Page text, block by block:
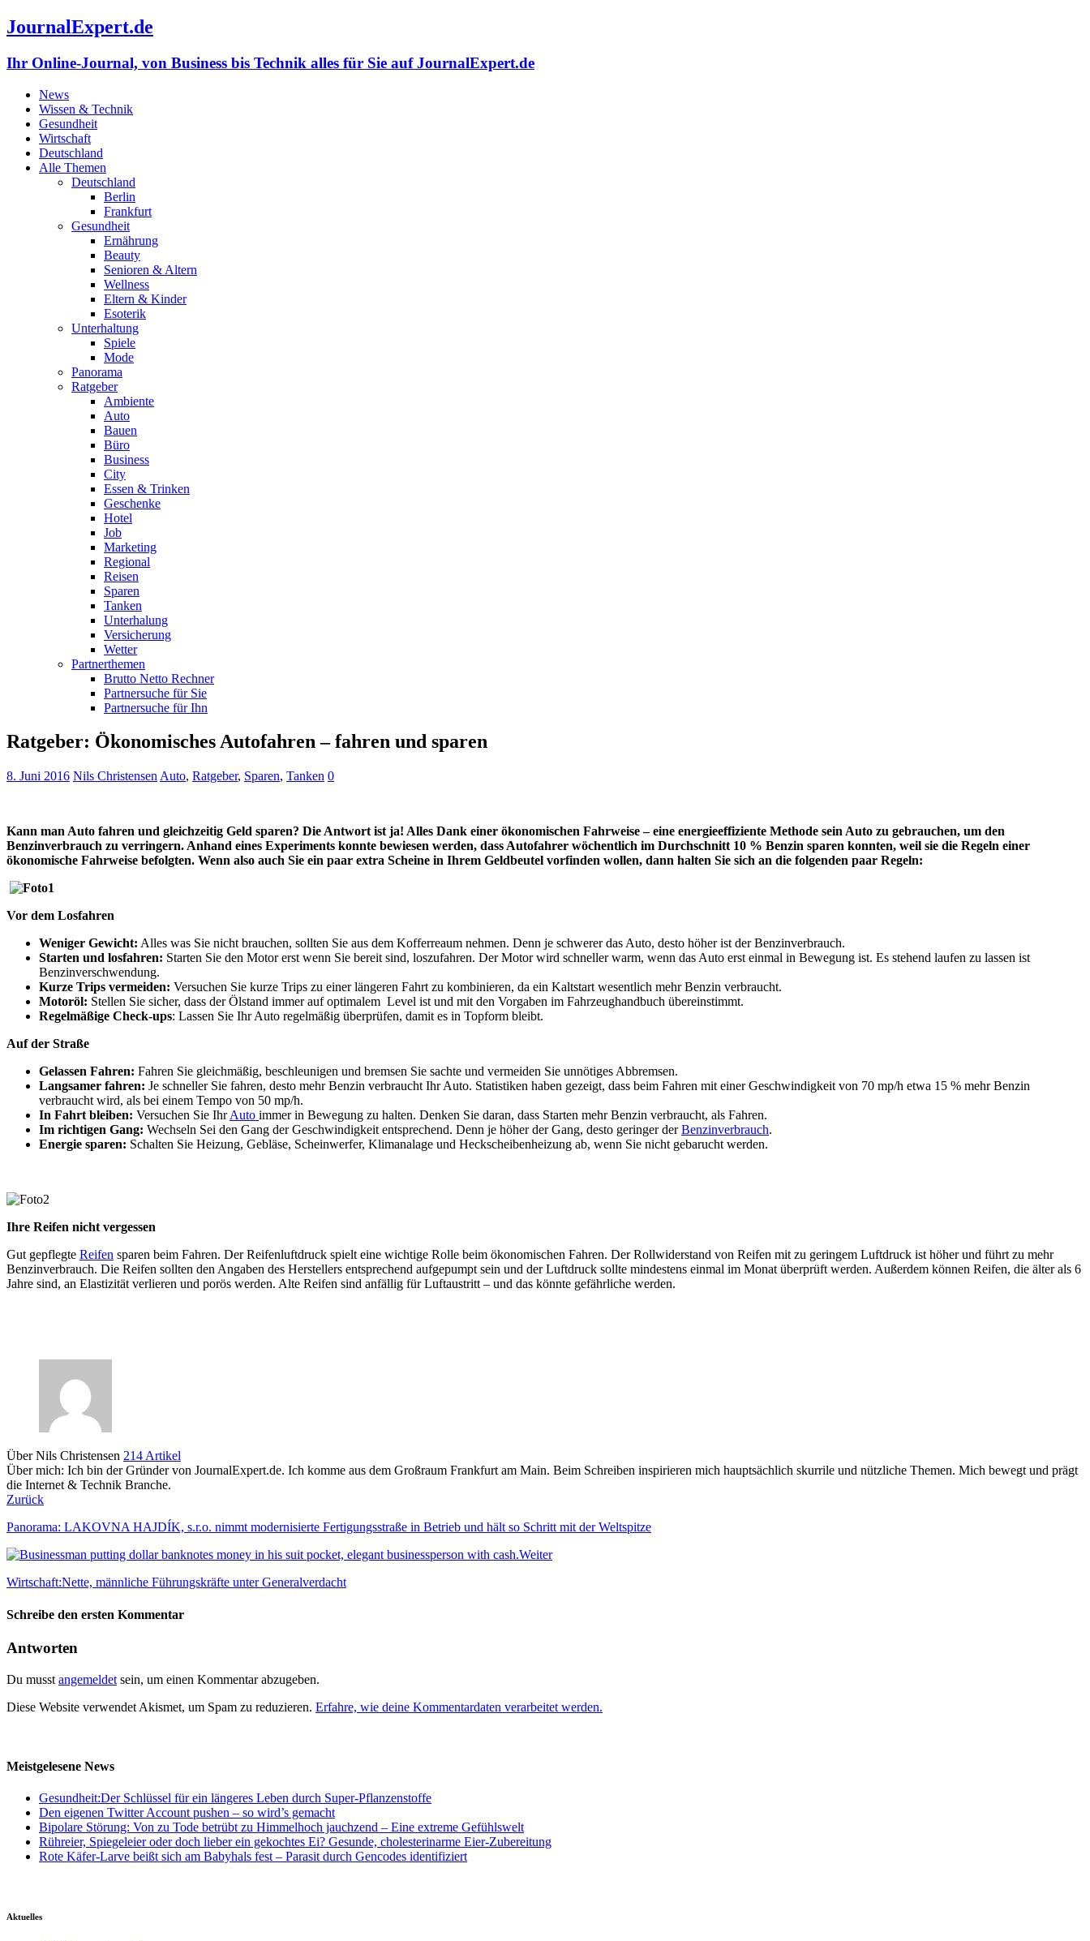
JournalExpert.de
Ihr Online-Journal, von Business bis Technik alles für Sie auf JournalExpert.de
News
Wissen & Technik
Gesundheit
Wirtschaft
Deutschland
Alle Themen
Deutschland
Berlin
Frankfurt
Gesundheit
Ernährung
Beauty
Senioren & Altern
Wellness
Eltern & Kinder
Esoterik
Unterhaltung
Spiele
Mode
Panorama
Ratgeber
Ambiente
Auto
Bauen
Büro
Business
City
Essen & Trinken
Geschenke
Hotel
Job
Marketing
Regional
Reisen
Sparen
Tanken
Unterhalung
Versicherung
Wetter
Partnerthemen
Brutto Netto Rechner
Partnersuche für Sie
Partnersuche für Ihn
Ratgeber: Ökonomisches Autofahren – fahren und sparen
8. Juni 2016 Nils Christensen Auto, Ratgeber, Sparen, Tanken 0
Kann man Auto fahren und gleichzeitig Geld sparen? Die Antwort ist ja! Alles Dank einer ökonomischen Fahrweise – eine energieeffiziente Methode sein Auto zu gebrauchen, um den
Benzinverbrauch zu verringern. Anhand eines Experiments konnte bewiesen werden, dass Autofahrer wöchentlich im Durchschnitt 10 % Benzin sparen konnten, weil sie die Regeln einer
ökonomische Fahrweise befolgten. Wenn also auch Sie ein paar extra Scheine in Ihrem Geldbeutel vorfinden wollen, dann halten Sie sich an die folgenden paar Regeln:
Vor dem Losfahren
Weniger Gewicht: Alles was Sie nicht brauchen, sollten Sie aus dem Kofferreaum nehmen. Denn je schwerer das Auto, desto höher ist der Benzinverbrauch.
Starten und losfahren: Starten Sie den Motor erst wenn Sie bereit sind, loszufahren. Der Motor wird schneller warm, wenn das Auto erst einmal in Bewegung ist. Es stehend laufen zu lassen ist
Benzinverschwendung.
Kurze Trips vermeiden: Versuchen Sie kurze Trips zu einer längeren Fahrt zu kombinieren, da ein Kaltstart wesentlich mehr Benzin verbraucht.
Motoröl: Stellen Sie sicher, dass der Ölstand immer auf optimalem Level ist und mit den Vorgaben im Fahrzeughandbuch übereinstimmt.
Regelmäßige Check-ups: Lassen Sie Ihr Auto regelmäßig überprüfen, damit es in Topform bleibt.
Auf der Straße
Gelassen Fahren: Fahren Sie gleichmäßig, beschleunigen und bremsen Sie sachte und vermeiden Sie unnötiges Abbremsen.
Langsamer fahren: Je schneller Sie fahren, desto mehr Benzin verbraucht Ihr Auto. Statistiken haben gezeigt, dass beim Fahren mit einer Geschwindigkeit von 70 mp/h etwa 15 % mehr Benzin
verbraucht wird, als bei einem Tempo von 50 mp/h.
In Fahrt bleiben: Versuchen Sie IhrAuto immer in Bewegung zu halten. Denken Sie daran, dass Starten mehr Benzin verbraucht, als Fahren.
Im richtigen Gang: Wechseln Sei den Gang der Geschwindigkeit entsprechend. Denn je höher der Gang, desto geringer derBenzinverbrauch.
Energie sparen: Schalten Sie Heizung, Gebläse, Scheinwerfer, Klimanalage und Heckscheibenheizung ab, wenn Sie nicht gebarucht werden.
Ihre Reifen nicht vergessen
Gut gepflegte Reifen sparen beim Fahren. Der Reifenluftdruck spielt eine wichtige Rolle beim ökonomischen Fahren. Der Rollwiderstand von Reifen mit zu geringem Luftdruck ist höher und führt zu mehr
Benzinverbrauch. Die Reifen sollten den Angaben des Herstellers entsprechend aufgepumpt sein und der Luftdruck sollte mindestens einmal im Monat überprüft werden. Außerdem können Reifen, die älter als 6
Jahre sind, an Elastizität verlieren und porös werden. Alte Reifen sind anfällig für Luftaustritt – und das könnte gefährliche werden.
Über Nils Christensen 214 Artikel
Über mich: Ich bin der Gründer von JournalExpert.de. Ich komme aus dem Großraum Frankfurt am Main. Beim Schreiben inspirieren mich hauptsächlich skurrile und nützliche Themen. Mich bewegt und prägt
die Internet & Technik Branche.
Zurück
Panorama: LAKOVNA HAJDÍK, s.r.o. nimmt modernisierte Fertigungsstraße in Betrieb und hält so Schritt mit der Weltspitze
Weiter
Wirtschaft:Nette, männliche Führungskräfte unter Generalverdacht
Schreibe den ersten Kommentar
Antworten
Du musst angemeldet sein, um einen Kommentar abzugeben.
Diese Website verwendet Akismet, um Spam zu reduzieren. Erfahre, wie deine Kommentardaten verarbeitet werden.
Meistgelesene News
Gesundheit:Der Schlüssel für ein längeres Leben durch Super-Pflanzenstoffe
Den eigenen Twitter Account pushen – so wird’s gemacht
Bipolare Störung: Von zu Tode betrübt zu Himmelhoch jauchzend – Eine extreme Gefühlswelt
Rühreier, Spiegeleier oder doch lieber ein gekochtes Ei? Gesunde, cholesterinarme Eier-Zubereitung
Rote Käfer-Larve beißt sich am Babyhals fest – Parasit durch Gencodes identifiziert
Aktuelles